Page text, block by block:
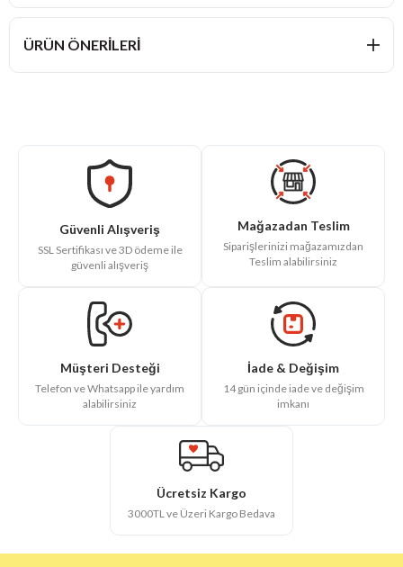
ÜRÜN ÖNERILERI
Güvenli Alışveriş
SSL Sertifikası ve 3D ödeme ile
güvenli alışveriş
Mağazadan Teslim
Siparişlerinizi mağazamızdan
Teslim alabilirsiniz
Müşteri Desteği
Telefon ve Whatsapp ile yardım
alabilirsiniz
İade & Değişim
14 gün içinde iade ve değişim
imkanı
Ücretsiz Kargo
3000TL ve Üzeri Kargo Bedava